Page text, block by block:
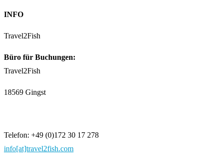
INFO
Travel2Fish
Büro für Buchungen:
Travel2Fish
18569 Gingst
Telefon: +49 (0)172 30 17 278
info[at]travel2fish.com